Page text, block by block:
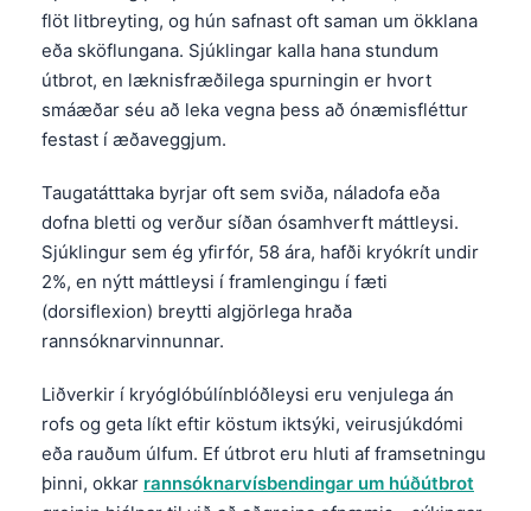
útbrot, en læknisfræðilega spurningin er hvort
smáæðar séu að leka vegna þess að ónæmisfléttur
festast í æðaveggjum.
Taugatátttaka byrjar oft sem sviða, náladofa eða
dofna bletti og verður síðan ósamhverft máttleysi.
Sjúklingur sem ég yfirfór, 58 ára, hafði kryókrít undir
2%, en nýtt máttleysi í framlengingu í fæti
(dorsiflexion) breytti algjörlega hraða
rannsóknarvinnunnar.
Liðverkir í kryóglóbúlínblóðleysi eru venjulega án
eða rauðum úlfum. Ef útbrot eru hluti af framsetningu
þinni, okkar rannsóknarvísbendingar um húðútbrot
greinin hjálpar til við að aðgreina ofnæmis-, sýkingar-
og ónæmismiðlað mynstur.
Kiswahili
አማርኛ
Українська
Қазақ тілі
Suomi
Hrvatski
پښتو
سنڌي
සිංහල